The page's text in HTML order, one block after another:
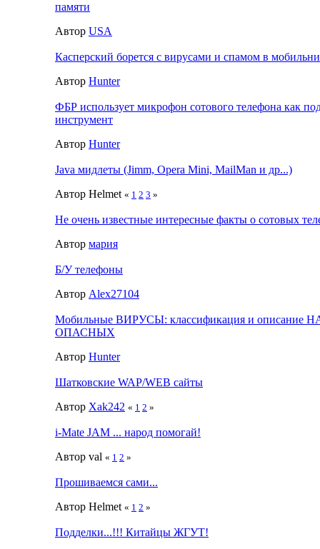
памяти
Автор USA
Касперский борется с вирусами и спамом в
Автор Hunter
ФБР использует микрофон сотового телефона как
инструмент
Автор Hunter
Java мидлеты (Jimm, Opera Mini, MailMan и др...)
Автор Helmet « 1 2 3 »
Не очень известные интересные факты о сотовых
Автор мария
Б/У телефоны
Автор Alex27104
Мобильные ВИРУСЫ: классификация и описание
ОПАСНЫХ
Автор Hunter
Шатковские WAP/WEB сайты
Автор Xak242 « 1 2 »
i-Mate JAM ... народ помогай!
Автор val « 1 2 »
Прошиваемся сами...
Автор Helmet « 1 2 »
Подделки...!!! Китайцы ЖГУТ!